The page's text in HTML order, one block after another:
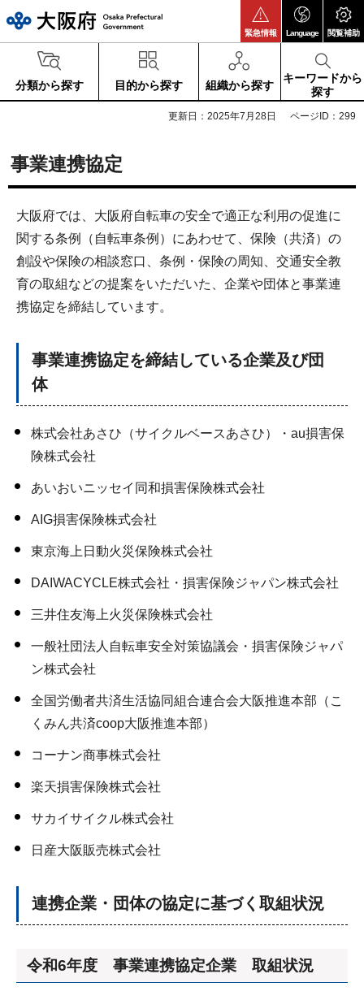
緊急情報 Language 閲覧補助
分類から探す 目的から探す 組織から探す
キーワードから
探す
更新日：2025年7月28日 ページID：299
事業連携協定
大阪府では、大阪府自転車の安全で適正な利用の促進に
関する条例（自転車条例）にあわせて、保険（共済）の
創設や保険の相談窓口、条例・保険の周知、交通安全教
育の取組などの提案をいただいた、企業や団体と事業連
携協定を締結しています。
事業連携協定を締結している企業及び団
体
株式会社あさひ（サイクルベースあさひ）・au損害保
険株式会社
あいおいニッセイ同和損害保険株式会社
AIG損害保険株式会社
東京海上日動火災保険株式会社
DAIWACYCLE株式会社・損害保険ジャパン株式会社
三井住友海上火災保険株式会社
一般社団法人自転車安全対策協議会・損害保険ジャパ
ン株式会社
全国労働者共済生活協同組合連合会大阪推進本部（こ
くみん共済coop大阪推進本部）
コーナン商事株式会社
楽天損害保険株式会社
サカイサイクル株式会社
日産大阪販売株式会社
連携企業・団体の協定に基づく取組状況
令和6年度 事業連携協定企業 取組状況